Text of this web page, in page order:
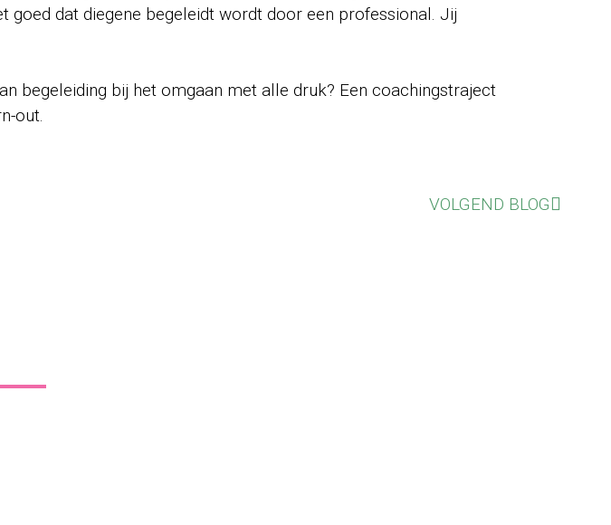
dat diegene begeleidt wordt door een professional. Jij
begeleiding bij het omgaan met alle druk? Een coachingstraject
out.
VOLGEND BLOG